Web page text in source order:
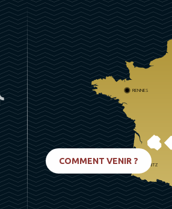
RENNES
BIARRITZ
COMMENT VENIR ?